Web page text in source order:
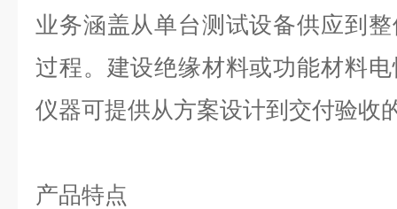
业务涵盖从单台测试设备供应到
过程。建设绝缘材料或功能材料
仪器可提供从方案设计到交付验收
产品特点